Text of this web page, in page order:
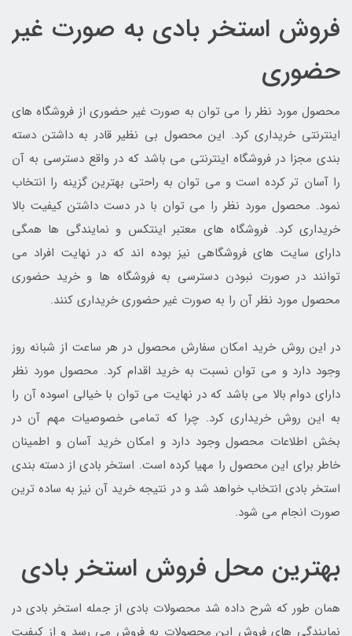
فروش استخر بادی به صورت غیر
حضوری
محصول مورد نظر را می توان به صورت غیر حضوری از فروشگاه های
اینترنتی خریداری کرد. این محصول بی نظیر قادر به داشتن دسته
بندی مجزا در فروشگاه اینترنتی می باشد که در واقع دسترسی به آن
را آسان تر کرده است و می توان به راحتی بهترین گزینه را انتخاب
نمود. محصول مورد نظر را می توان با در دست داشتن کیفیت بالا
خریداری کرد. فروشگاه های معتبر اینتکس و نمایندگی ها همگی
دارای سایت های فروشگاهی نیز بوده اند که در نهایت افراد می
توانند در صورت نبودن دسترسی به فروشگاه ها و خرید حضوری
محصول مورد نظر آن را به صورت غیر حضوری خریداری کنند.
در این روش خرید امکان سفارش محصول در هر ساعت از شبانه روز
وجود دارد و می توان نسبت به خرید اقدام کرد. محصول مورد نظر
دارای دوام بالا می باشد که در نهایت می توان با خیالی اسوده آن را
به این روش خریداری کرد. چرا که تمامی خصوصیات مهم آن در
بخش اطلاعات محصول وجود دارد و امکان خرید آسان و اطمینان
خاطر برای این محصول را مهیا کرده است. استخر بادی از دسته بندی
استخر بادی انتخاب خواهد شد و در نتیجه خرید آن نیز به ساده ترین
صورت انجام می شود.
بهترین محل فروش استخر بادی
همان طور که شرح داده شد محصولات بادی از جمله استخر بادی در